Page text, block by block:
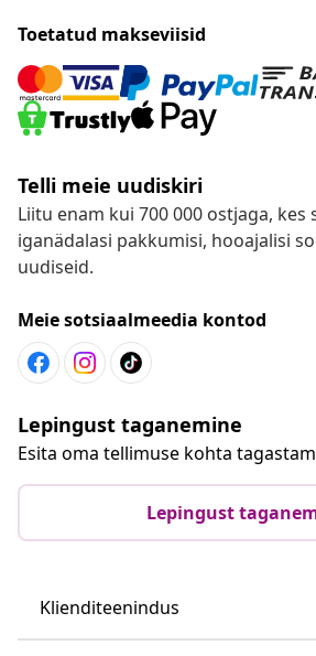
Toetatud makseviisid
Telli meie uudiskiri
Liitu enam kui 700 000 ostjaga, kes
iganädalasi pakkumisi, hooajalisi
uudiseid.
Meie sotsiaalmeedia kontod
Lepingust taganemine
Esita oma tellimuse kohta
Lepingust
Klienditeenindus